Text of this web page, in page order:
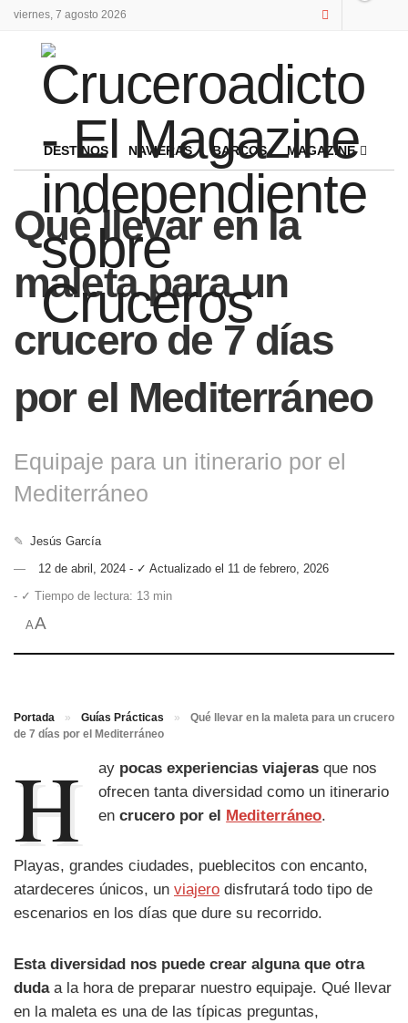
viernes, 7 agosto 2026
DESTINOS NAVIERAS BARCOS MAGAZINE
Qué llevar en la
maleta para un
crucero de 7 días
por el Mediterráneo
Equipaje para un itinerario por el
Mediterráneo
✎ Jesús García
12 de abril, 2024 - ✓ Actualizado el 11 de febrero, 2026
- ✓ Tiempo de lectura: 13 min
AA
Portada » Guías Prácticas »
Qué llevar en la maleta para un crucero
de 7 días por el Mediterráneo
H ay pocas experiencias viajeras que nos
ofrecen tanta diversidad como un itinerario
encrucero por el Mediterráneo.
Playas, grandes ciudades, pueblecitos con encanto,
atardeceres únicos, un viajero disfrutará todo tipo de
escenarios en los días que dure su recorrido.
Esta diversidad nos puede crear alguna que otra
dudaa la hora de preparar nuestro equipaje. Qué llevar
en la maleta es una de las típicas preguntas,